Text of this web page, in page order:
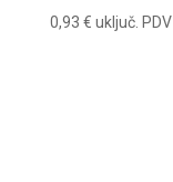
0,93 € uključ. PDV